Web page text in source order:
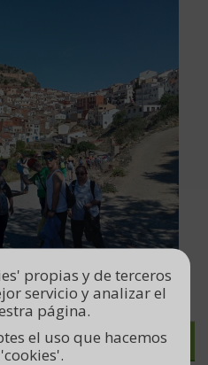
propias y de terceros
servicio y analizar el
página.
el uso que hacemos